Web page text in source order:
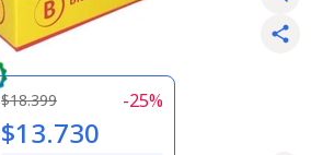
$18.399 -25%
$13.730